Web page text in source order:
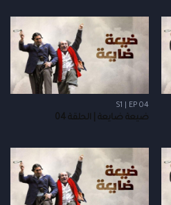
S1 | EP 04
ضيعة ضايعة | الحلقة 04